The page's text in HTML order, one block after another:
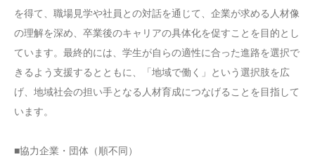
を得て、職場見学や社員との対話を通じて、企業が求める人材像
の理解を深め、卒業後のキャリアの具体化を促すことを目的とし
ています。最終的には、学生が自らの適性に合った進路を選択で
きるよう支援するとともに、「地域で働く」という選択肢を広
げ、地域社会の担い手となる人材育成につなげることを目指して
います。
■協力企業・団体（順不同）